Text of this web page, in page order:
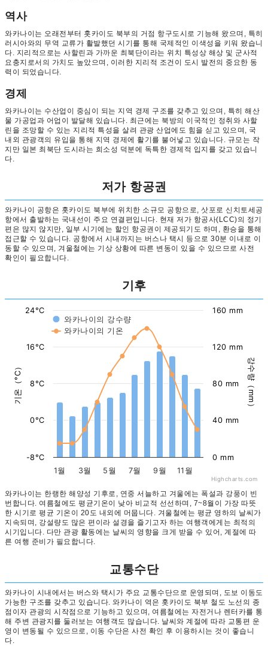
역사
와카나이는 오래전부터 홋카이도 북부의 거점 항구도시로 기능해 왔으며, 특히
러시아와의 무역 교류가 활발했던 시기를 통해 국제적인 이색성을 키워 왔습니
다. 지리적으로는 사할린과 가까운 최북단이라는 위치 특성상 해상 및 군사적
요충지로서의 가치도 높았으며, 이러한 지리적 조건이 도시 발전의 중요한 동
력이 되었습니다.
경제
와카나이는 수산업이 중심이 되는 지역 경제 구조를 갖추고 있으며, 특히 해산
물 가공업과 어업이 발달해 있습니다. 최근에는 북방의 이국적인 정취와 사할
린을 조망할 수 있는 지리적 특성을 살려 관광 산업에도 힘을 싣고 있으며, 국
내외 관광객의 유입을 통해 지역 경제에 활기를 불어넣고 있습니다. 규모는 작
지만 일본 최북단 도시라는 희소성 덕분에 독특한 경제적 입지를 갖고 있습니
다.
저가 항공권
와카나이 공항은 홋카이도 북부에 위치한 소규모 공항으로, 삿포로 신치토세공
항에서 출발하는 국내선이 주요 연결편입니다. 현재 저가 항공사(LCC)의 정기
편은 많지 않지만, 일부 시기에는 할인 항공권이 제공되기도 하며, 환승을 통해
접근할 수 있습니다. 공항에서 시내까지는 버스나 택시 등으로 30분 이내로 이
동할 수 있으며, 겨울철에는 기상 상황에 따른 변동이 있을 수 있으므로 사전
확인이 필요합니다.
기후
기온（°C） 강수량（mm）
와카나이의 강수량
와카나이의 기온
1월 3월 5월 7월 9월 11월
-8°C
0°C
8°C
16°C
24°C
0 mm
40 mm
80 mm
120 mm
160 mm
Highcharts.com
와카나이는 한랭한 해양성 기후로, 연중 서늘하고 겨울에는 폭설과 강풍이 빈
번합니다. 여름철에도 평균기온이 낮아 비교적 선선하며, 7~8월이 가장 따뜻
한 시기로 평균 기온이 20도 내외에 머뭅니다. 겨울철에는 평균 영하의 날씨가
지속되며, 강설량도 많은 편이라 설경을 즐기고자 하는 여행객에게는 최적의
시기입니다. 다만 관광 활동에는 날씨의 영향을 크게 받을 수 있어, 계절에 따
른 여행 준비가 필요합니다.
교통수단
와카나이 시내에서는 버스와 택시가 주요 교통수단으로 운영되며, 도보 이동도
가능한 구조를 갖추고 있습니다. 와카나이 역은 홋카이도 북부 철도 노선의 종
점이자 관광의 시작점으로 기능하고 있으며, 여름철에는 자전거나 렌터카를 통
해 주변 관광지를 둘러보는 여행객도 많습니다. 날씨와 계절에 따라 교통편 운
영이 변동될 수 있으므로, 이동 수단은 사전 확인 후 이용하시는 것이 좋습니
다.